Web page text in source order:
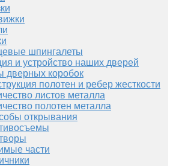
шпингалеты
и устройство наших дверей
дверных коробок
полотен и ребер жесткости
листов металла
полотен металла
открывания
части